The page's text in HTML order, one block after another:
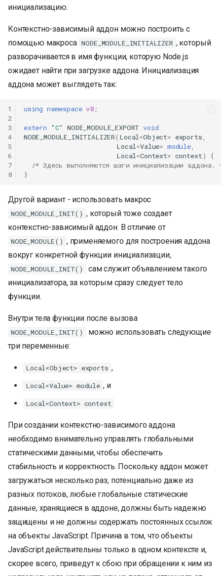
инициализацию.
Контекстно-зависимый аддон можно построить с
помощью макроса NODE_MODULE_INITIALIZER , который
разворачивается в имя функции, которую Node.js
ожидает найти при загрузке аддона. Инициализация
аддона может выглядеть так:
1
2
3
4
5
6
7
8
using namespace v8;
extern "C" NODE_MODULE_EXPORT void
NODE_MODULE_INITIALIZER( Local<Object> exports,
Local<Value> module,
Local<Context> context)
{
/* Здесь выполняются шаги инициализации
}
Другой вариант - использовать макрос
NODE_MODULE_INIT() , который тоже создает
контекстно-зависимый аддон. В отличие от
NODE_MODULE() , применяемого для построения аддона
вокруг конкретной функции инициализации,
NODE_MODULE_INIT()
сам служит объявлением такого
инициализатора, за которым сразу следует тело
функции.
Внутри тела функции после вызова
NODE_MODULE_INIT()
можно использовать следующие
три переменные:
Local<Object> exports ,
Local<Value> module , и
Local<Context> context
При создании контекстно-зависимого аддона
необходимо внимательно управлять глобальными
статическими данными, чтобы обеспечить
стабильность и корректность. Поскольку аддон может
загружаться несколько раз, потенциально даже из
разных потоков, любые глобальные статические
данные, хранящиеся в аддоне, должны быть надежно
защищены и не должны содержать постоянных ссылок
на объекты JavaScript. Причина в том, что объекты
JavaScript действительны только в одном контексте и,
скорее всего, приведут к сбою при обращении к ним из